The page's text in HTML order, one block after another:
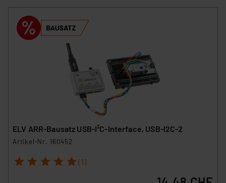
ELV ARR-Bausatz USB-I²C-Interface, USB-I2C-2
Artikel-Nr. 160452
1 2 3 4 5 (1)